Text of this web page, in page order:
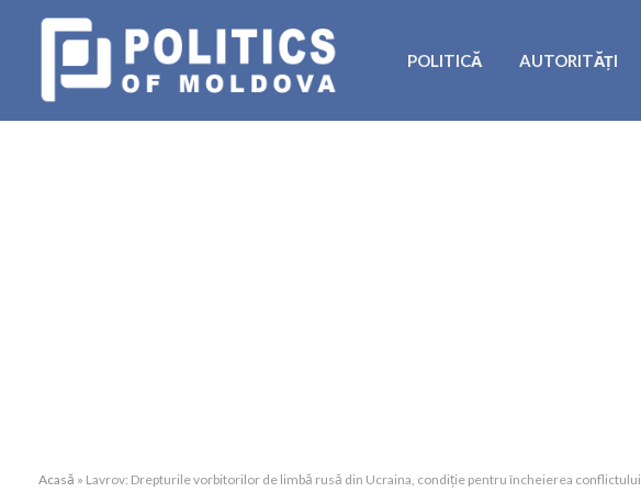
POLITICĂ AUTORITĂȚI
Acasă » Lavrov: Drepturile vorbitorilor de limbă rusă din Ucraina, condiție pentru încheierea conflictului